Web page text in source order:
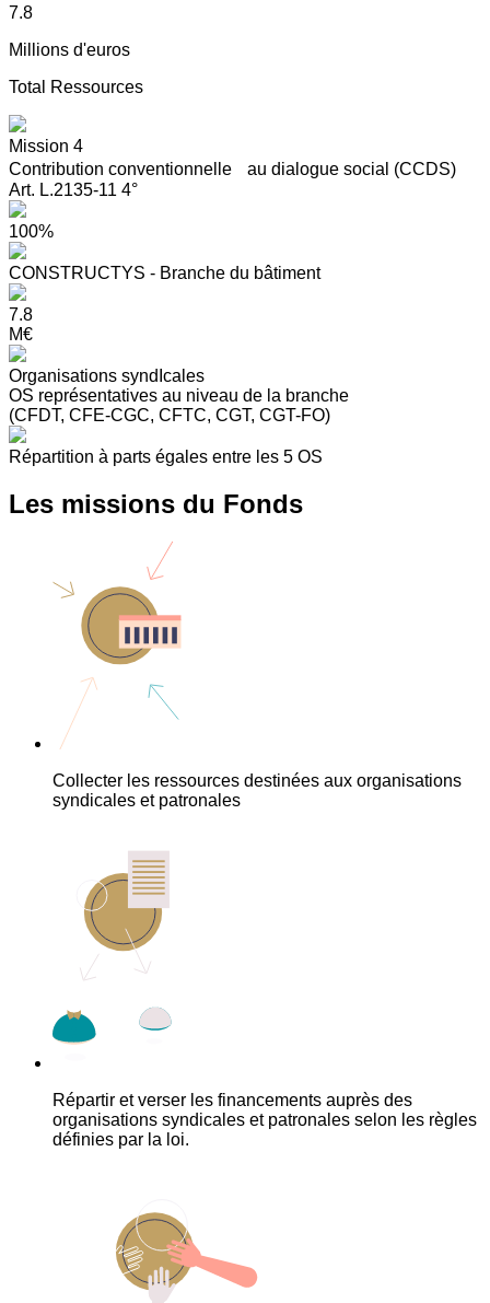
7.8
Millions d'euros
Total Ressources
Mission 4
Contribution conventionnelle au dialogue social (CCDS)
Art. L.2135-11 4°
100%
CONSTRUCTYS - Branche du bâtiment
7.8
M€
Organisations syndIcales
OS représentatives au niveau de la branche
(CFDT, CFE-CGC, CFTC, CGT, CGT-FO)
Répartition à parts égales entre les 5 OS
Les missions du Fonds
Collecter les ressources destinées aux organisations
syndicales et patronales
Répartir et verser les financements auprès des
organisations syndicales et patronales selon les règles
définies par la loi.